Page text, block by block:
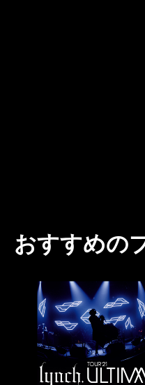
おすすめの